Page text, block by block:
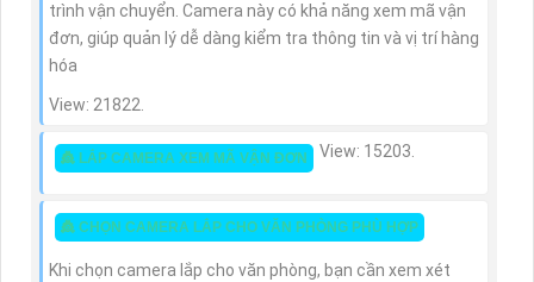
trình vận chuyển. Camera này có khả năng xem mã vận
đơn, giúp quản lý dễ dàng kiểm tra thông tin và vị trí hàng
hóa
View: 21822.
👸 LẮP CAMERA XEM MÃ VẬN ĐƠN View: 15203.
👸 CHỌN CAMERA LẮP CHO VĂN PHÒNG PHÙ HỢP
Khi chọn camera lắp cho văn phòng, bạn cần xem xét